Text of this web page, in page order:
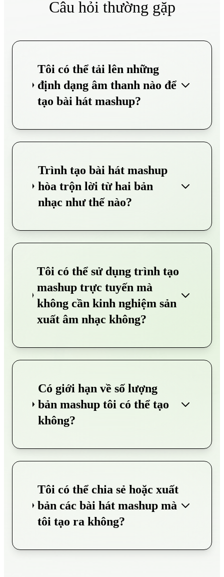
Câu hỏi thường gặp
Tôi có thể tải lên những
định dạng âm thanh nào để
tạo bài hát mashup?
Trình tạo bài hát mashup
hòa trộn lời từ hai bản
nhạc như thế nào?
Tôi có thể sử dụng trình tạo
mashup trực tuyến mà
không cần kinh nghiệm sản
xuất âm nhạc không?
Có giới hạn về số lượng
bản mashup tôi có thể tạo
không?
Tôi có thể chia sẻ hoặc xuất
bản các bài hát mashup mà
tôi tạo ra không?